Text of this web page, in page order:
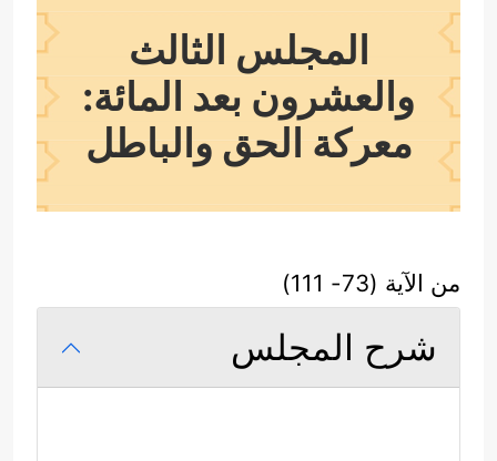
المجلس الثالث
والعشرون بعد المائة:
معركة الحق والباطل
من الآية (73- 111)
شرح المجلس